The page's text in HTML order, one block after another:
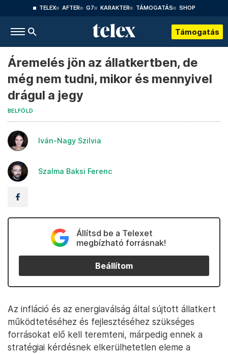
TELEX AFTER G7 KARAKTER TÁMOGATÁS SHOP
Támogatás
Áremelés jön az állatkertben, de
még nem tudni, mikor és mennyivel
drágul a jegy
BELFÖLD
Iván-Nagy Szilvia
Szalma Baksi Ferenc
Állítsd be a Telexet
megbízható forrásnak!
Beállítom
Az infláció és az energiaválság által sújtott állatkert
működtetéséhez és fejlesztéséhez szükséges
forrásokat elő kell teremteni, márpedig ennek a
stratégiai kérdésnek elkerülhetetlen eleme a